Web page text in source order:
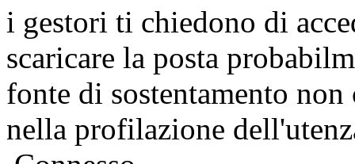
i gestori ti chiedono di
scaricare la posta
fonte di sostentamento
nella profilazione